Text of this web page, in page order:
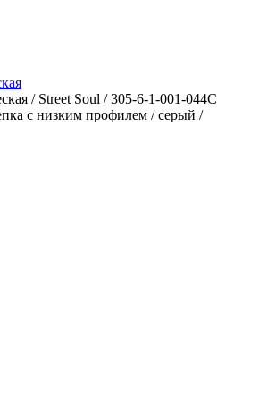
/ Street Soul / 305-6-1-001-044C
с низким профилем / серый /